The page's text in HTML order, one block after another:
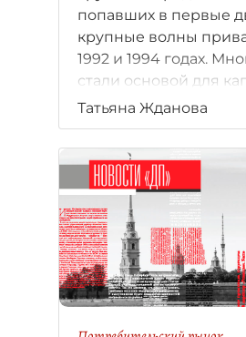
попавших в первые
крупные волны
1992 и 1994 годах.
стали основой для
будущих
миллиардеров.
Татьяна Жданова